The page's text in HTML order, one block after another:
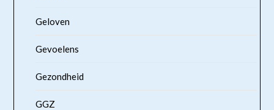
Geloven
Gevoelens
Gezondheid
GGZ